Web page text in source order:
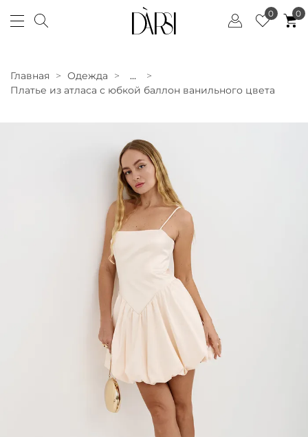
0 0
Главная Одежда
...
Платье из атласа с юбкой баллон ванильного цвета